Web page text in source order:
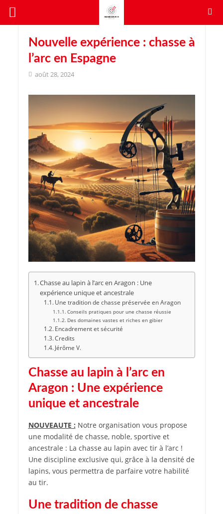
Nouvelle expérience : chasse à
l’arc en Espagne
août 28, 2024
Chasse au lapin à l’arc en Aragon : Une
expérience unique et ancestrale
Une tradition de chasse préservée en Aragon
Conseils pratiques pour une chasse réussie
Des domaines vastes et riches en gibier
Encadrement et sécurité
Credits
Jérôme V.
Chasse au lapin à l’arc en
Aragon : Une expérience
unique et ancestrale
NOUVEAUTE : Notre organisation vous propose
une modalité de chasse, noble, sportive et
ancestrale : La chasse au lapin avec tir à l’arc !
Une discipline exclusive qui, grâce à la densité de
lapins, vous permettra de parfaire votre habilité
au tir.
Une tradition de chasse